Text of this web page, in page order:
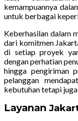
kemampuannya
untuk berbagai
Keberhasilan dalam
dari komitmen
di setiap proyek
dengan perhatian
hingga pengiriman
pelanggan
kebutuhan tetapi
Layanan